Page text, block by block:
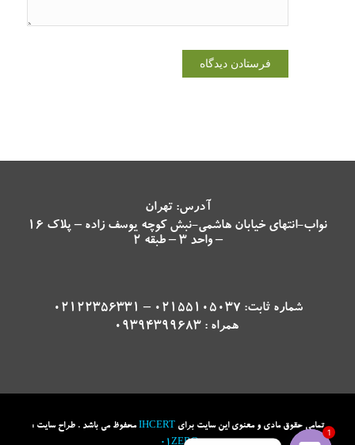
آدرس: تهران
نواب-انتهای خیابان هاشمی-نبش کوچه یوسف زاده – پلاک 16
– واحد 3 – طبقه 2
شماره ثابت: 02155105037 – 02122356331
همراه : 09394399683
تمامی حقوق مادی و معنوی این سایت برای IHCERT محفوظ می باشد . طراح سایت :
1